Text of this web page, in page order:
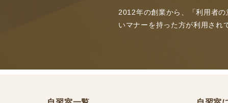
2012年の創業から、「利用者
いマナーを持った方が利用され